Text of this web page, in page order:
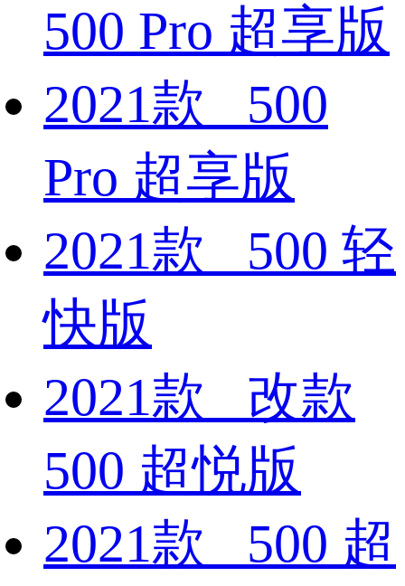
500 Pro 超享版
2021款 500
Pro 超享版
2021款 500 轻
快版
2021款 改款
500 超悦版
2021款 500 超